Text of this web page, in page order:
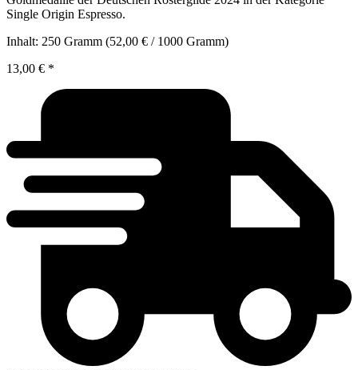
Single Origin Espresso.
Inhalt: 250 Gramm (52,00 € / 1000 Gramm)
13,00 € *